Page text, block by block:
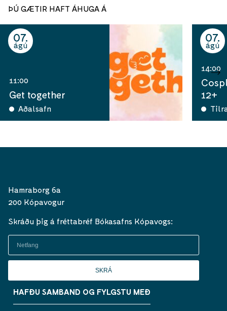
ÞÚ GÆTIR HAFT ÁHUGA Á
07
ágú
11:00
Get together
Aðalsafn
07
ágú
14:00
12+
Hamraborg 6a
200 Kópavogur
Skráðu þig á fréttabréf Bókasafns Kópavogs:
SKRÁ
HAFÐU SAMBAND OG FYLGSTU MEÐ